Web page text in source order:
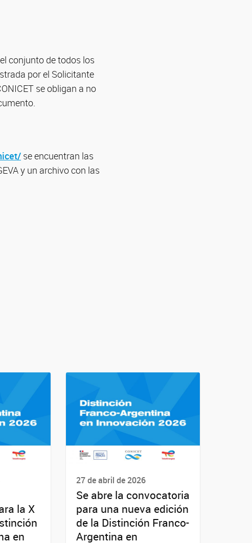
conjunto de todos los
por el Solicitante
se obligan a no
se encuentran las
y un archivo con las
la X
en
27 de abril de 2026
Se abre la convocatoria
para una nueva edición
de la Distinción Franco-
Argentina en